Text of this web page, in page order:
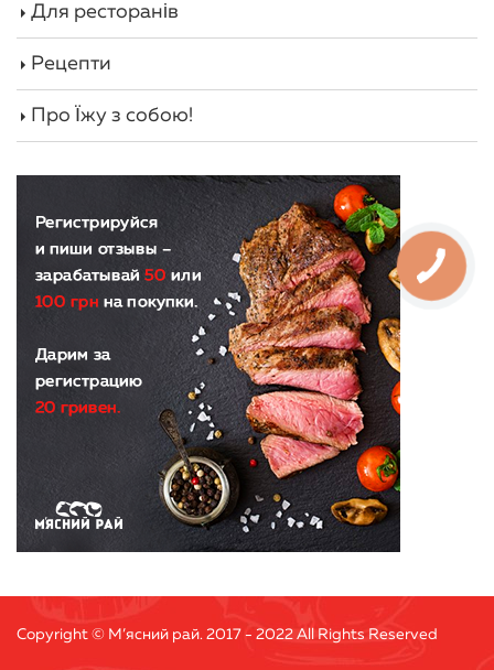
Для ресторанів
Рецепти
Про Їжу з собою!
Copyright © М’ясний рай. 2017 - 2022 All Rights Reserved